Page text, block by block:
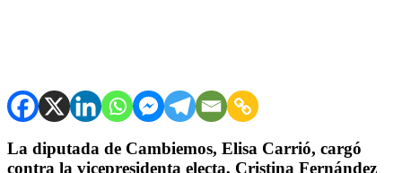
La diputada de Cambiemos, Elisa Carrió, cargó
contra la vicepresidenta electa, Cristina Fernández